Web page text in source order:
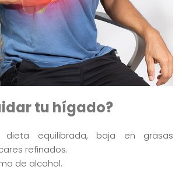
tu hígado?
dieta equilibrada, baja en grasas
refinados.
de alcohol.